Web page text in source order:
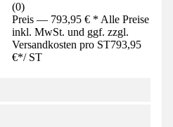
(0)
Preis — 793,95 € * Alle Preise
inkl. MwSt. und ggf. zzgl.
Versandkosten pro ST793,95
€*/ ST